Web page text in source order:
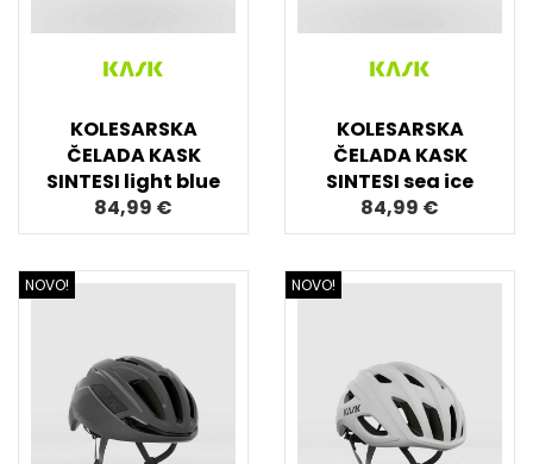
KOLESARSKA
ČELADA KASK
SINTESI light blue
84,99 €
KOLESARSKA
ČELADA KASK
SINTESI sea ice
84,99 €
NOVO! NOVO!